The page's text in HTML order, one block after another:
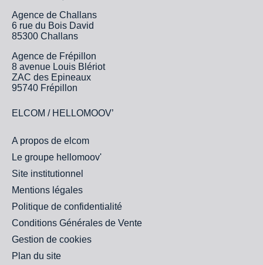
Agence de Challans
6 rue du Bois David
85300 Challans
Agence de Frépillon
8 avenue Louis Blériot
ZAC des Epineaux
95740 Frépillon
ELCOM / HELLOMOOV’
A propos de elcom
Le groupe hellomoov'
Site institutionnel
Mentions légales
Politique de confidentialité
Conditions Générales de Vente
Gestion de cookies
Plan du site